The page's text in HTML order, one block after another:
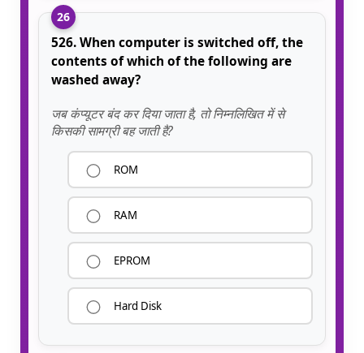
26
526. When computer is switched off, the
contents of which of the following are
washed away?
जब कंप्यूटर बंद कर दिया जाता है, तो निम्नलिखित में से
किसकी सामग्री बह जाती है?
ROM
RAM
EPROM
Hard Disk